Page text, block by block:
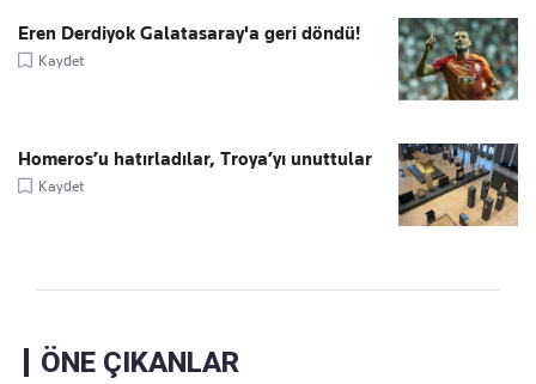
Eren Derdiyok Galatasaray'a geri döndü!
Kaydet
Homeros’u hatırladılar, Troya’yı unuttular
Kaydet
ÖNE ÇIKANLAR